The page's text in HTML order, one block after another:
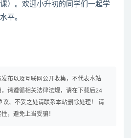
）。欢迎小升初的同学们一起学
平。
布以及互联网公开收集，不代表本站
，请遵循相关法律法规，请在下载后24
议、不妥之处请联系本站删除处理！ 请
，避免上当受骗！